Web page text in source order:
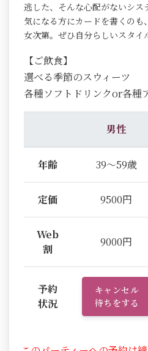
逃した、そんな心配がないシス
気になる方にカードを書くの
女次第。ぜひ自分らしいスタイ
【ご飲食】
選べる季節のスウィーツ
各種ソフトドリンクor各種
男性
年齢 39～59歳
定価 9500円
Web
割
9000円
予約
状況
キャンセル
待ちをする